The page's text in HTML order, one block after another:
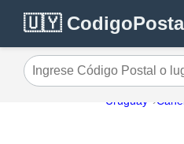
🇺🇾
Ingrese Código Postal o
Uruguay